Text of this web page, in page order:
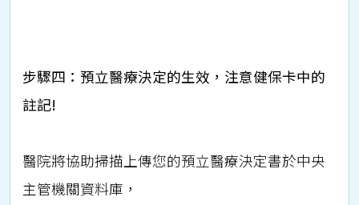
步驟四：預立醫療決定的生效，注意健保卡中的
註記!
醫院將協助掃描上傳您的預立醫療決定書於中央
主管機關資料庫，